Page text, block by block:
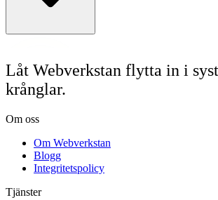
Låt Webverkstan flytta in i
krånglar.
Om oss
Om Webverkstan
Blogg
Integritetspolicy
Tjänster